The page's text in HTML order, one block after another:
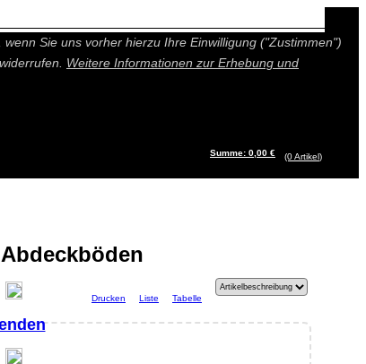
und individuelleres Angebot bieten (Marketing- und
Sie uns vorher hierzu Ihre Einwilligung ("Zustimmen")
Weitere Informationen zur Erhebung und
Summe: 0,00 € (0Artikel)
Drucken Liste Tabelle